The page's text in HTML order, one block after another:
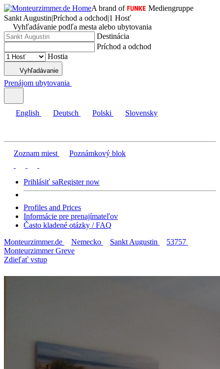
A brand of
Mediengruppe
Sankt Augustin|Príchod a odchod|1 Hosť
Vyhľadávanie podľa mesta alebo ubytovania
Destinácia
Príchod a odchod
Hostia
Vyhľadávanie
Prenájom ubytovania
English Deutsch Polski Slovensky
Zoznam miest Poznámkový blok
Prihlásiť saRegister now
Profiles and Prices
Informácie pre prenajímateľov
Často kladené otázky / FAQ
Monteurzimmer.de
Nemecko Sankt Augustin
53757
Monteurzimmer Greve
Zdieľať vstup